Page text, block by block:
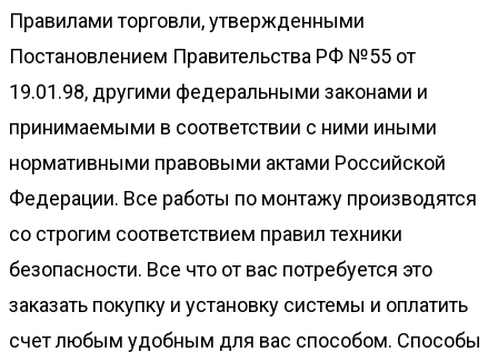
Правилами торговли, утвержденными
Постановлением Правительства РФ №55 от
19.01.98, другими федеральными законами и
принимаемыми в соответствии с ними иными
нормативными правовыми актами Российской
Федерации. Все работы по монтажу производятся
со строгим соответствием правил техники
безопасности. Все что от вас потребуется это
заказать покупку и установку системы и оплатить
счет любым удобным для вас способом. Способы